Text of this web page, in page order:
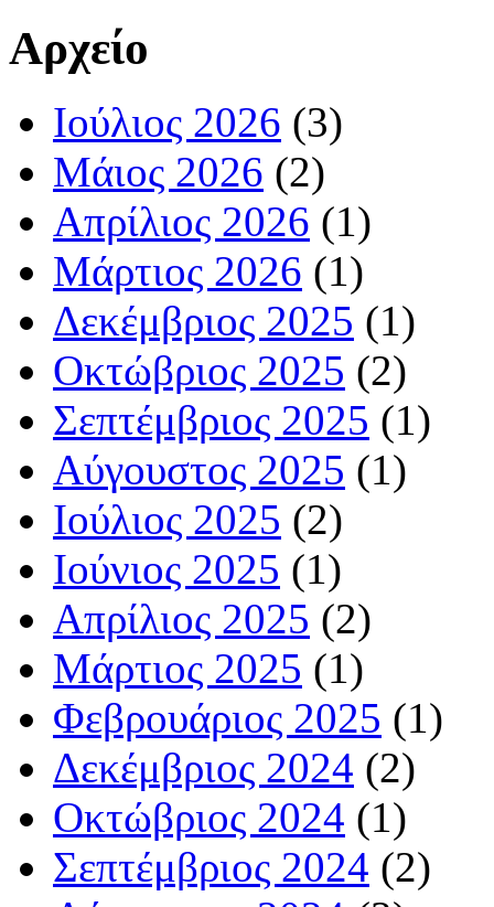
Αρχείο
Ιούλιος 2026 (3)
Μάιος 2026 (2)
Απρίλιος 2026 (1)
Μάρτιος 2026 (1)
Δεκέμβριος 2025 (1)
Οκτώβριος 2025 (2)
Σεπτέμβριος 2025 (1)
Αύγουστος 2025 (1)
Ιούλιος 2025 (2)
Ιούνιος 2025 (1)
Απρίλιος 2025 (2)
Μάρτιος 2025 (1)
Φεβρουάριος 2025 (1)
Δεκέμβριος 2024 (2)
Οκτώβριος 2024 (1)
Σεπτέμβριος 2024 (2)